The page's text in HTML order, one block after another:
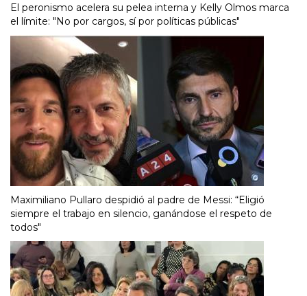
El peronismo acelera su pelea interna y Kelly Olmos marca
el límite: "No por cargos, sí por políticas públicas"
Maximiliano Pullaro despidió al padre de Messi: “Eligió
siempre el trabajo en silencio, ganándose el respeto de
todos"